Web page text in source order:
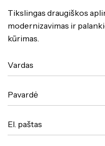
Tikslingas draugiškos
modernizavimas ir
kūrimas.